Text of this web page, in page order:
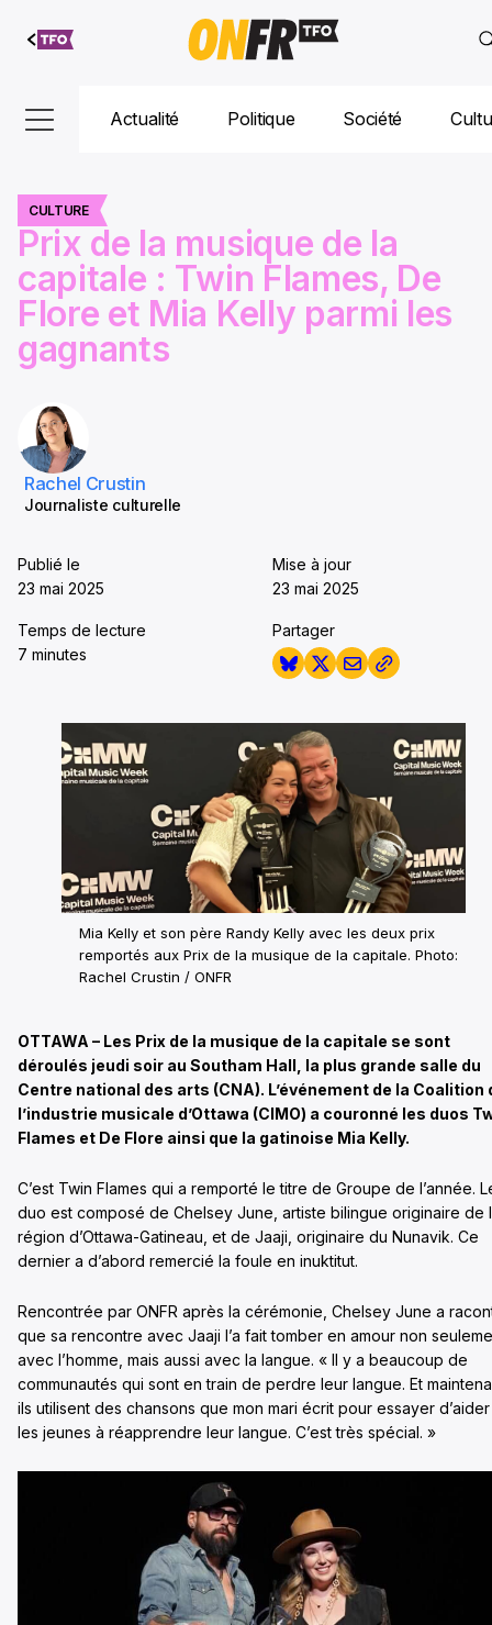
Aller au
contenu
Actualité Politique Société
CULTURE
Prix de la musique de la
capitale : Twin Flames, De
Flore et Mia Kelly parmi les
gagnants
Rachel Crustin
Journaliste culturelle
Publié le
23 mai 2025
Mise à jour
23 mai 2025
Temps de lecture
7 minutes
Partager
Mia Kelly et son père Randy Kelly avec les deux prix
remportés aux Prix de la musique de la capitale. Photo:
Rachel Crustin / ONFR
OTTAWA – Les Prix de la musique de la capitale se sont
déroulés jeudi soir au Southam Hall, la plus grande salle du
Centre national des arts (CNA). L’événement de la Coalition
l’industrie musicale d’Ottawa (CIMO) a couronné les duos
Flames et De Flore ainsi que la gatinoise Mia Kelly.
C’est Twin Flames qui a remporté le titre de Groupe de l’année.
duo est composé de Chelsey June, artiste bilingue originaire de
région d’Ottawa-Gatineau, et de Jaaji, originaire du Nunavik. Ce
dernier a d’abord remercié la foule en inuktitut.
Rencontrée par ONFR après la cérémonie, Chelsey June a
que sa rencontre avec Jaaji l’a fait tomber en amour non
avec l’homme, mais aussi avec la langue. « Il y a beaucoup de
communautés qui sont en train de perdre leur langue. Et
ils utilisent des chansons que mon mari écrit pour essayer d’aider
les jeunes à réapprendre leur langue. C’est très spécial. »